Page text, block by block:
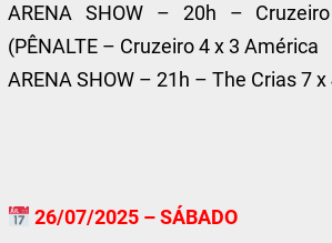
ARENA SHOW – 20h –
(PÊNALTE – Cruzeiro 4 x 3 América
ARENA SHOW – 21h – The Crias 7
26/07/2025 – SÁBADO